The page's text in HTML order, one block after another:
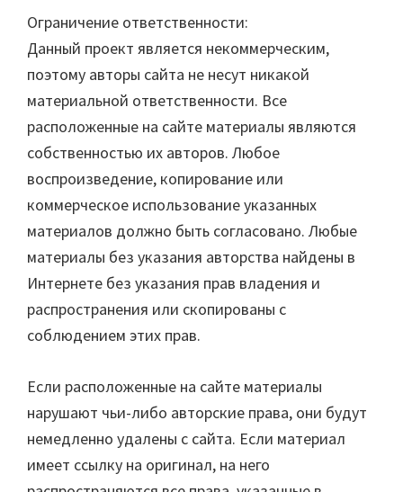
Ограничение ответственности:
Данный проект является некоммерческим,
поэтому авторы сайта не несут никакой
материальной ответственности. Все
расположенные на сайте материалы являются
собственностью их авторов. Любое
воспроизведение, копирование или
коммерческое использование указанных
материалов должно быть согласовано. Любые
материалы без указания авторства найдены в
Интернете без указания прав владения и
распространения или скопированы с
соблюдением этих прав.
Если расположенные на сайте материалы
нарушают чьи-либо авторские права, они будут
немедленно удалены с сайта. Если материал
имеет ссылку на оригинал, на него